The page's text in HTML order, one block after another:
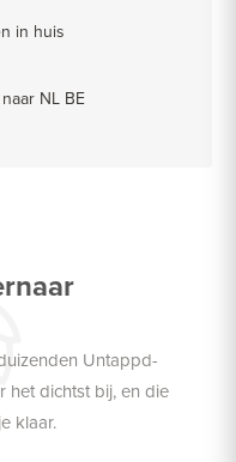
in huis
NL BE
Untappd-
het dichtst bij, en die
klaar.